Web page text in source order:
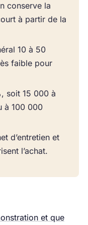
conserve la
à partir de la
10 à 50
faible pour
soit 15 000 à
à 100 000
d’entretien et
l’achat.
et que